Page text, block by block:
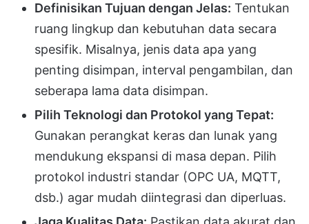
Definisikan Tujuan dengan Jelas: Tentukan
ruang lingkup dan kebutuhan data secara
spesifik. Misalnya, jenis data apa yang
penting disimpan, interval pengambilan, dan
seberapa lama data disimpan.
Pilih Teknologi dan Protokol yang Tepat:
Gunakan perangkat keras dan lunak yang
mendukung ekspansi di masa depan. Pilih
protokol industri standar (OPC UA, MQTT,
dsb.) agar mudah diintegrasi dan diperluas.